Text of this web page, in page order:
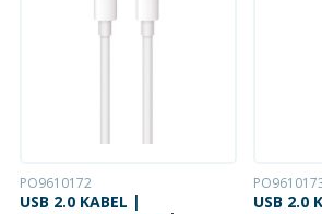
PO9610172
USB 2.0 KABEL |
USB 2.0